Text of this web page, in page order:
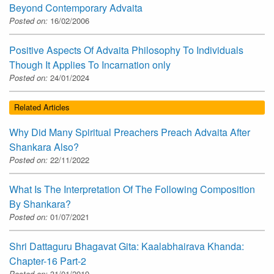
Beyond Contemporary Advaita
Posted on: 16/02/2006
Positive Aspects Of Advaita Philosophy To Individuals
Though It Applies To Incarnation only
Posted on: 24/01/2024
Related Articles
Why Did Many Spiritual Preachers Preach Advaita After
Shankara Also?
Posted on: 22/11/2022
What Is The Interpretation Of The Following Composition
By Shankara?
Posted on: 01/07/2021
Shri Dattaguru Bhagavat Gita: Kaalabhairava Khanda:
Chapter-16 Part-2